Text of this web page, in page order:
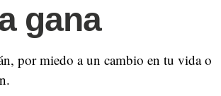
gana
por miedo a un cambio en tu vida o